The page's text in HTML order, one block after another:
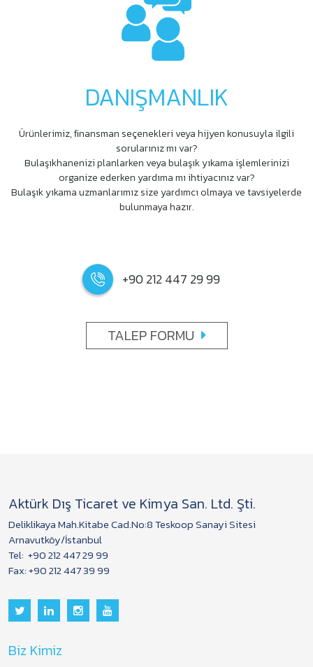
DANIŞMANLIK
Ürünlerimiz, ﬁnansman seçenekleri veya hijyen konusuyla ilgili
sorularınız mı var?
Bulaşıkhanenizi planlarken veya bulaşık yıkama işlemlerinizi
organize ederken yardıma mı ihtiyacınız var?
Bulaşık yıkama uzmanlarımız size yardımcı olmaya ve tavsiyelerde
bulunmaya hazır.
+90 212 447 29 99
TALEP FORMU
Aktürk Dış Ticaret ve Kimya San. Ltd. Şti.
Deliklikaya Mah.Kitabe Cad.No:8 Teskoop Sanayi Sitesi
Arnavutköy/İstanbul
Tel: +90 212 447 29 99
Fax: +90 212 447 39 99
Biz Kimiz